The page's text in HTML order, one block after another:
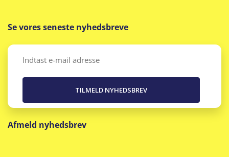
Se vores seneste nyhedsbreve
Email
Afmeld nyhedsbrev